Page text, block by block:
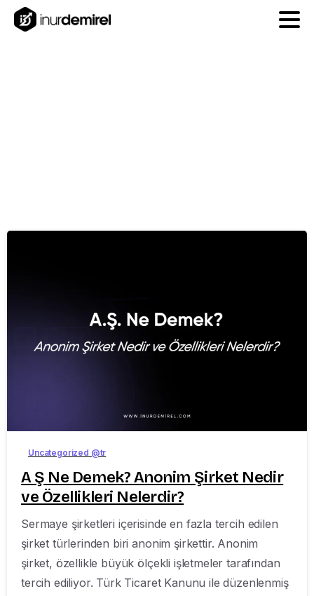
Uncategorized @tr
A Ş Ne Demek? Anonim Şirket Nedir
ve Özellikleri Nelerdir?
Sermaye şirketleri içerisinde en fazla tercih edilen
şirket türlerinden biri anonim şirkettir. Anonim
şirket, özellikle büyük ölçekli işletmeler tarafından
tercih ediliyor. Türk Ticaret Kanunu ile düzenlenmiş